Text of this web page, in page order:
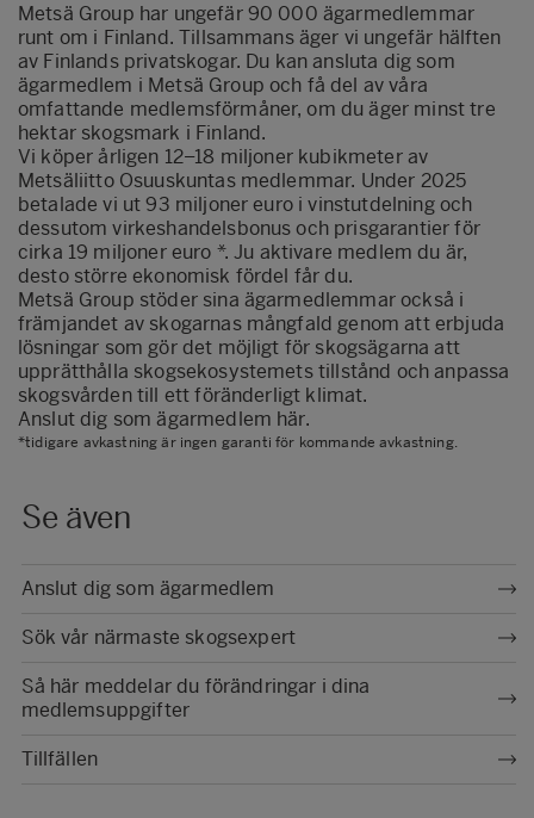
Metsä Group har ungefär 90 000 ägarmedlemmar
runt om i Finland. Tillsammans äger vi ungefär hälften
av Finlands privatskogar. Du kan ansluta dig som
ägarmedlem i Metsä Group och få del av våra
omfattande medlemsförmåner, om du äger minst tre
hektar skogsmark i Finland.
Vi köper årligen 12–18 miljoner kubikmeter av
Metsäliitto Osuuskuntas medlemmar. Under 2025
betalade vi ut 93 miljoner euro i vinstutdelning och
dessutom virkeshandelsbonus och prisgarantier för
cirka 19 miljoner euro *. Ju aktivare medlem du är,
desto större ekonomisk fördel får du.
Metsä Group stöder sina ägarmedlemmar också i
främjandet av skogarnas mångfald genom att erbjuda
lösningar som gör det möjligt för skogsägarna att
upprätthålla skogsekosystemets tillstånd och anpassa
skogsvården till ett föränderligt klimat.
Anslut dig som ägarmedlem här.
*tidigare avkastning är ingen garanti för kommande avkastning.
Se även
Anslut dig som ägarmedlem
Sök vår närmaste skogsexpert
Så här meddelar du förändringar i dina
medlemsuppgifter
Tillfällen